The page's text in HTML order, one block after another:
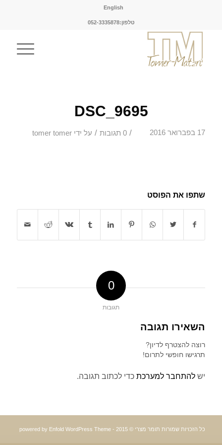
English
טלפון:052-3335878
DSC_9695
17 בפברואר 2016 / 0 תגובות / על ידי tomer tomer
שתפו את הפוסט
0
תגובות
השאירו תגובה
רוצה להצטרף לדיון?
תרגישו חופשי לתרום!
יש להתחבר למערכתכדי לכתוב תגובה.
כל הזכויות שמורות תומר מצרי © 2015 - powered by Enfold WordPress Theme